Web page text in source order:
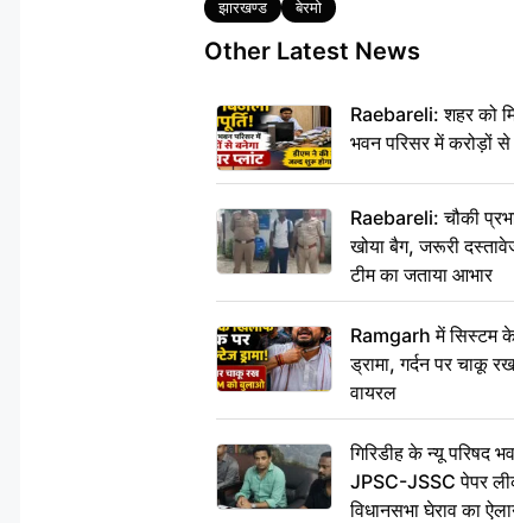
Tags
झारखण्ड बेरमो
Other Latest News
Raebareli: शहर को
भवन परिसर में करोड़ों से
Raebareli: चौकी
खोया बैग, जरूरी
टीम का जताया आभार
Ramgarh में सिस्टम
ड्रामा, गर्दन पर चाकू
वायरल
गिरिडीह के न्यू परिषद
JPSC-JSSC पेपर
विधानसभा घेराव का